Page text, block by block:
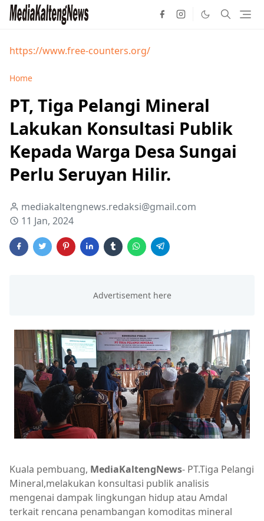
https://www.free-counters.org/
Home
PT, Tiga Pelangi Mineral
Lakukan Konsultasi Publik
Kepada Warga Desa Sungai
Perlu Seruyan Hilir.
mediakaltengnews.redaksi@gmail.com
11 Jan, 2024
Kuala pembuang, MediaKaltengNews- PT.Tiga Pelangi
Mineral,melakukan konsultasi publik analisis
mengenai dampak lingkungan hidup atau Amdal
terkait rencana penambangan komoditas mineral